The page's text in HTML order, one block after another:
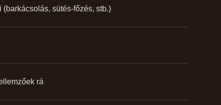
sütés-főzés, stb.)
rá